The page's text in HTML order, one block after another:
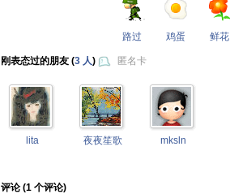
路过 鸡蛋 鲜花
刚表态过的朋友 (3 人) 匿名卡
lita 夜夜笙歌 mksln
评论 (1 个评论)